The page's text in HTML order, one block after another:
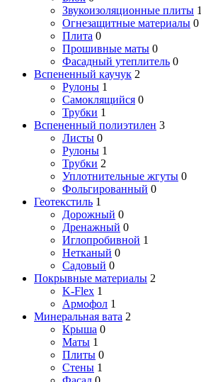
Звукоизоляционные плиты 1
Огнезащитные материалы 0
Плита 0
Прошивные маты 0
Фасадный утеплитель 0
Вспененный каучук 2
Рулоны 1
Самоклящийся 0
Трубки 1
Вспененный полиэтилен 3
Листы 0
Рулоны 1
Трубки 2
Уплотнительные жгуты 0
Фольгированный 0
Геотекстиль 1
Дорожный 0
Дренажный 0
Иглопробивной 1
Нетканый 0
Садовый 0
Покрывные материалы 2
K-Flex 1
Армофол 1
Минеральная вата 2
Крыша 0
Маты 1
Плиты 0
Стены 1